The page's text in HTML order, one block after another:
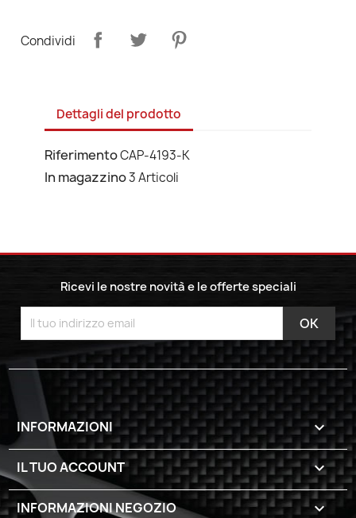
Condividi
Dettagli del prodotto
RiferimentoCAP-4193-K
In magazzino3 Articoli
Ricevi le nostre novità e le offerte speciali
INFORMAZIONI 
IL TUO ACCOUNT 
INFORMAZIONI NEGOZIO keyboard_arrow_down